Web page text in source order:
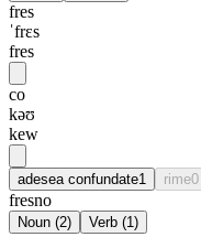
fres
ˈfrɛs
fres
co
kəʊ
kew
adesea confundate1 rime0
fresno
Noun (2) Verb (1)